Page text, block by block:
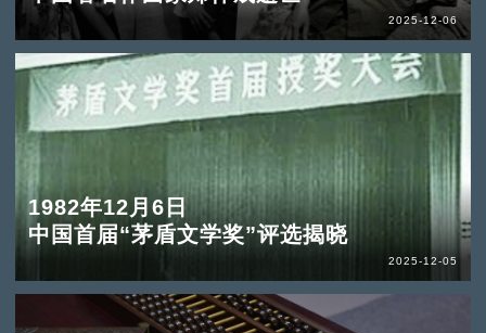
2025-12-06
1982年12月6日
中国首届“茅盾文学奖”评选揭晓
2025-12-05